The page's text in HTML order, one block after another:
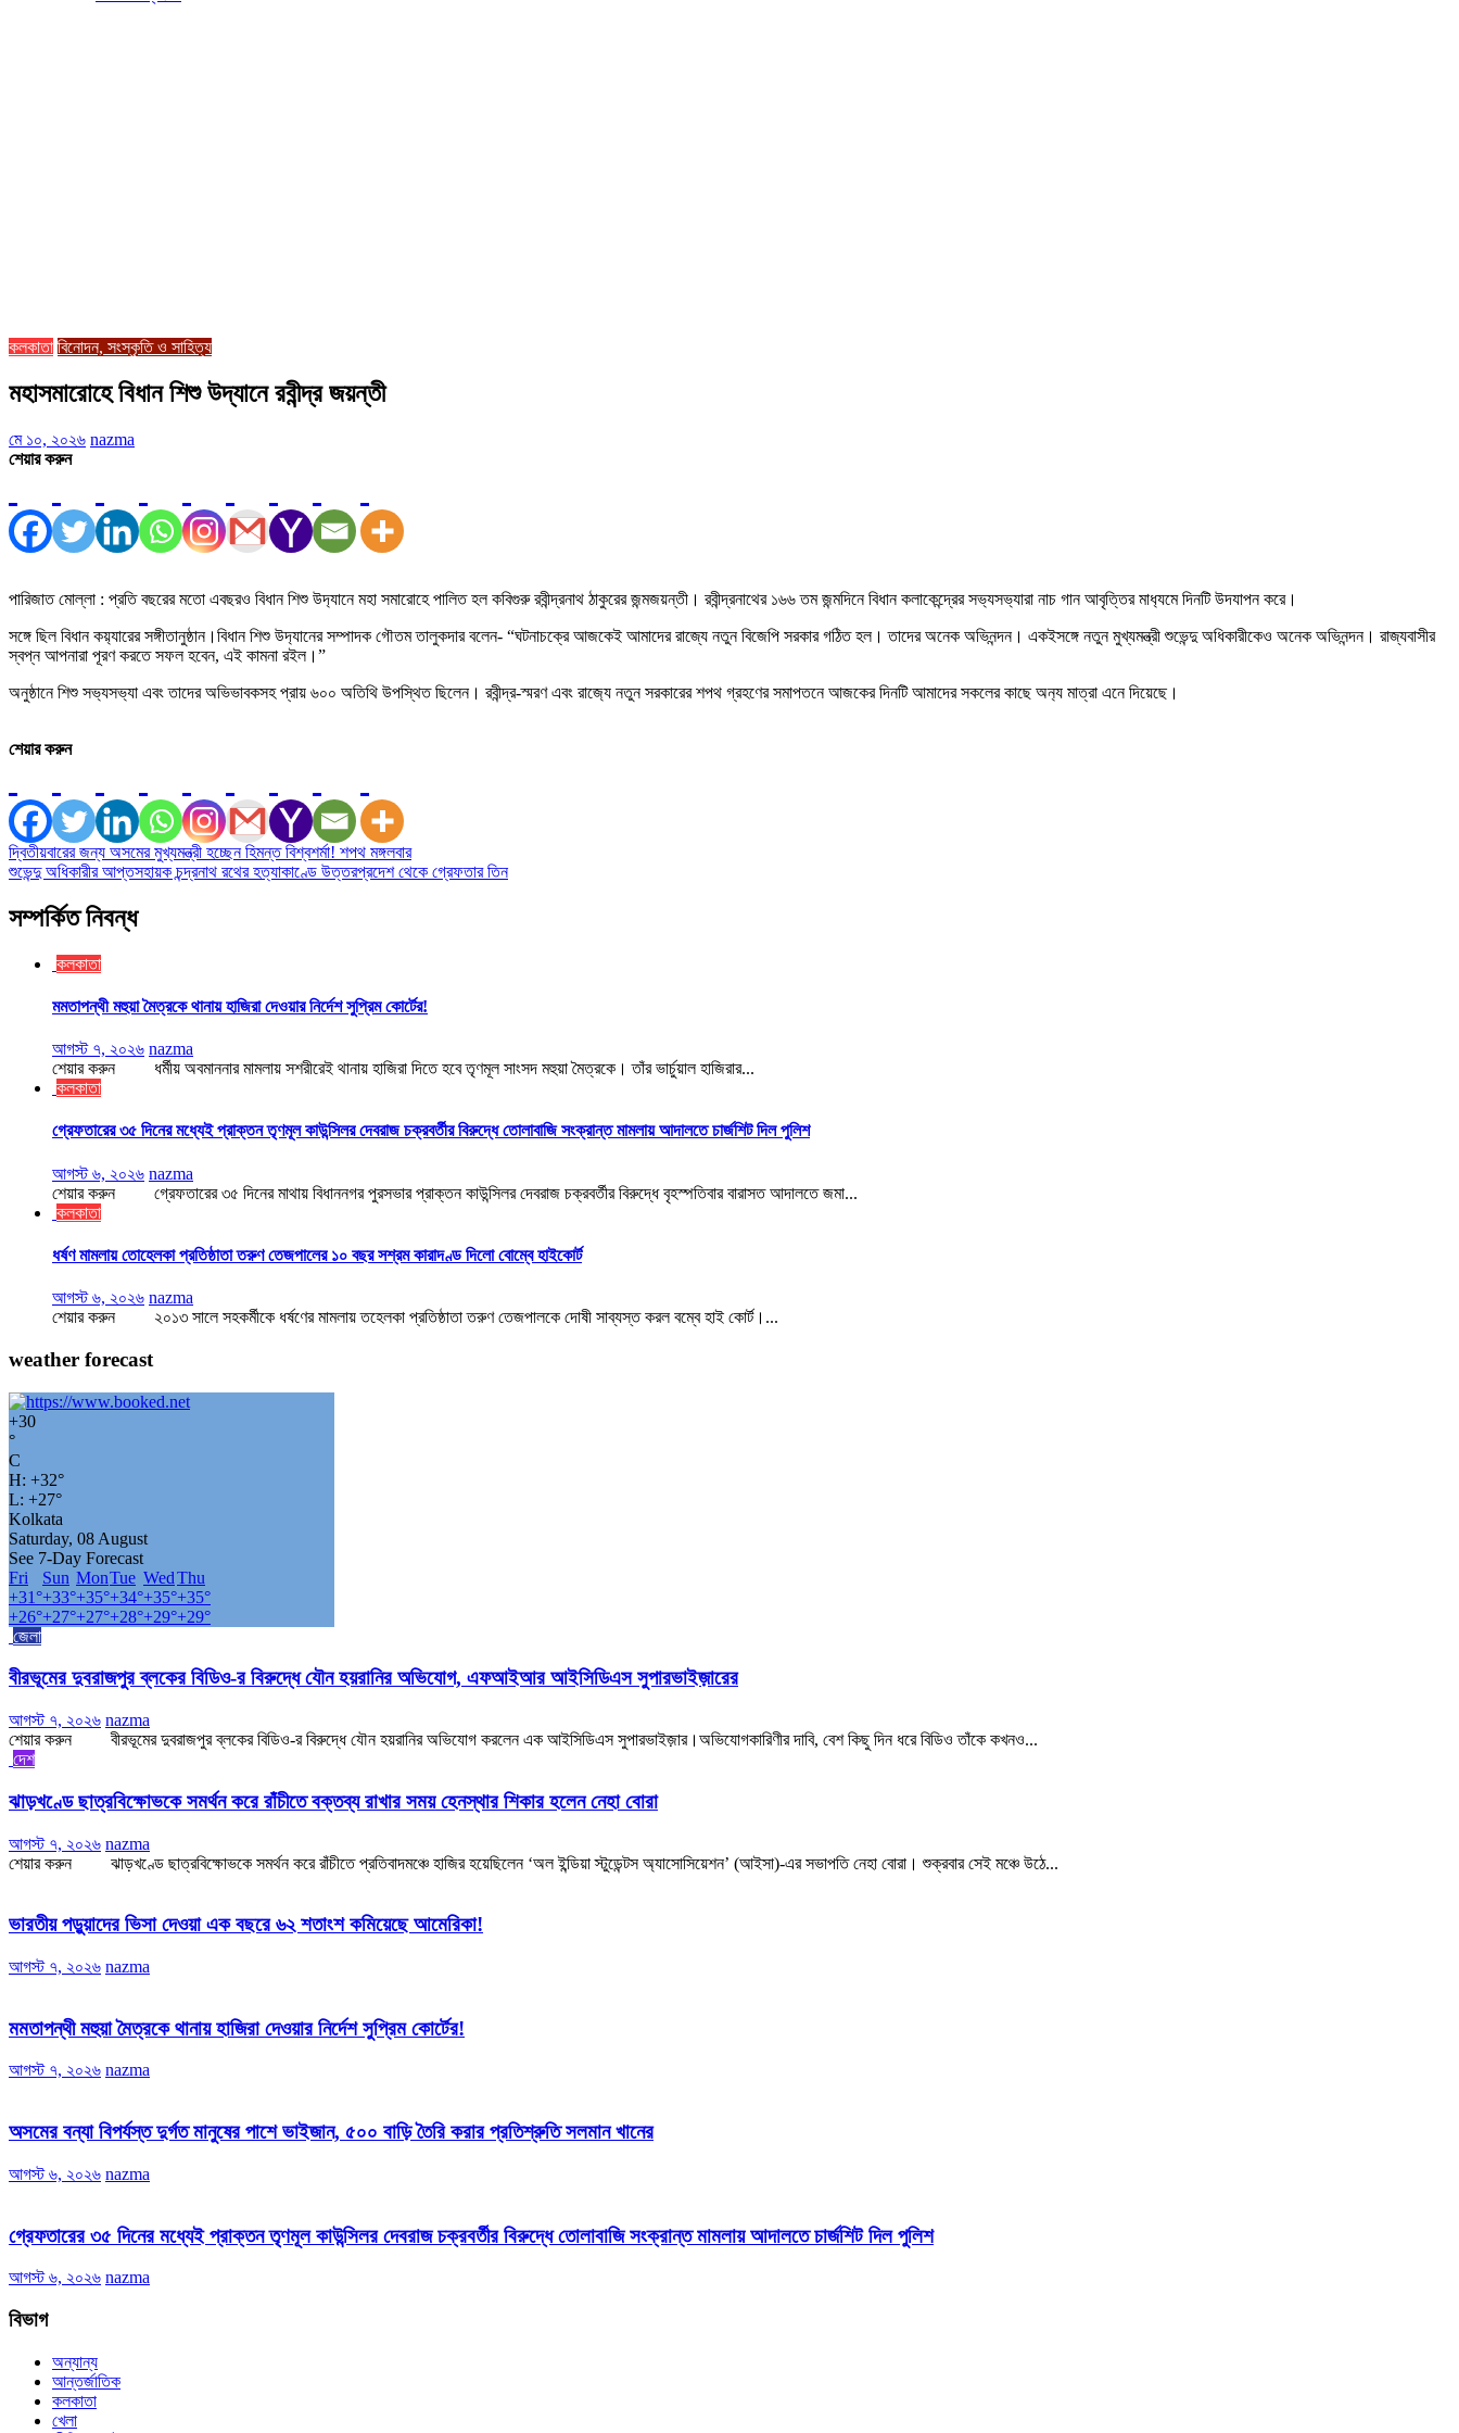
কলকাতা বিনোদন, সংস্কৃতি ও সাহিত্য
মহাসমারোহে বিধান শিশু উদ্যানে রবীন্দ্র জয়ন্তী
মে ১০, ২০২৬ nazma
শেয়ার করুন
পারিজাত মোল্লা : প্রতি বছরের মতো এবছরও বিধান শিশু উদ‍্যানে মহা সমারোহে পালিত হল কবিগুরু রবীন্দ্রনাথ ঠাকুরের জন্মজয়ন্তী। রবীন্দ্রনাথের ১৬৬ তম জন্মদিনে বিধান কলাকেন্দ্রের সভ‍্যসভ‍্যারা নাচ গান আবৃত্তির মাধ‍্যমে দিনটি উদযাপন করে।
সঙ্গে ছিল বিধান কয়‍্যারের সঙ্গীতানুষ্ঠান।বিধান শিশু উদ‍্যানের সম্পাদক গৌতম তালুকদার বলেন- “ঘটনাচক্রে আজকেই আমাদের রাজ্যে নতুন বিজেপি সরকার গঠিত হল। তাদের অনেক অভিনন্দন। একইসঙ্গে নতুন মুখ্যমন্ত্রী শুভেন্দু অধিকারীকেও অনেক অভিনন্দন। রাজ্যবাসীর
স্বপ্ন আপনারা পূরণ করতে সফল হবেন, এই কামনা রইল।”
অনুষ্ঠানে শিশু সভ‍্যসভ‍্যা এবং তাদের অভিভাবকসহ প্রায় ৬০০ অতিথি উপস্থিত ছিলেন। রবীন্দ্র-স্মরণ এবং রাজ‍্যে নতুন সরকারের শপথ গ্রহণের সমাপতনে আজকের দিনটি আমাদের সকলের কাছে অন‍্য মাত্রা এনে দিয়েছে।
শেয়ার করুন
Post
navigation
দ্বিতীয়বারের জন্য অসমের মুখ্যমন্ত্রী হচ্ছেন হিমন্ত বিশ্বশর্মা! শপথ মঙ্গলবার
শুভেন্দু অধিকারীর আপ্তসহায়ক চন্দ্রনাথ রথের হত্যাকাণ্ডে উত্তরপ্রদেশ থেকে গ্রেফতার তিন
সম্পর্কিত নিবন্ধ
কলকাতা
মমতাপন্থী মহুয়া মৈত্রকে থানায় হাজিরা দেওয়ার নির্দেশ সুপ্রিম কোর্টের!
আগস্ট ৭, ২০২৬ nazma
শেয়ার করুন ধর্মীয় অবমাননার মামলায় সশরীরেই থানায় হাজিরা দিতে হবে তৃণমূল সাংসদ মহুয়া মৈত্রকে। তাঁর ভার্চুয়াল হাজিরার...
কলকাতা
গ্রেফতারের ৩৫ দিনের মধ্যেই প্রাক্তন তৃণমূল কাউন্সিলর দেবরাজ চক্রবর্তীর বিরুদ্ধে তোলাবাজি সংক্রান্ত মামলায় আদালতে চার্জশিট দিল পুলিশ
আগস্ট ৬, ২০২৬ nazma
শেয়ার করুন গ্রেফতারের ৩৫ দিনের মাথায় বিধাননগর পুরসভার প্রাক্তন কাউন্সিলর দেবরাজ চক্রবর্তীর বিরুদ্ধে বৃহস্পতিবার বারাসত আদালতে জমা...
কলকাতা
ধর্ষণ মামলায় তোহেলকা প্রতিষ্ঠাতা তরুণ তেজপালের ১০ বছর সশ্রম কারাদণ্ড দিলো বোম্বে হাইকোর্ট
আগস্ট ৬, ২০২৬ nazma
শেয়ার করুন ২০১৩ সালে সহকর্মীকে ধর্ষণের মামলায় তহেলকা প্রতিষ্ঠাতা তরুণ তেজপালকে দোষী সাব্যস্ত করল বম্বে হাই কোর্ট।...
weather forecast
+30
°
C
H: +32°
L: +27°
Kolkata
Saturday, 08 August
See 7-Day Forecast
Fri
Sun MonTue WedThu
+31°+33°+35°+34°+35°+35°
+26°+27°+27°+28°+29°+29°
জেলা
বীরভূমের দুবরাজপুর ব্লকের বিডিও-র বিরুদ্ধে যৌন হয়রানির অভিযোগ, এফআইআর আইসিডিএস সুপারভাইজ়ারের
আগস্ট ৭, ২০২৬ nazma
শেয়ার করুন বীরভূমের দুবরাজপুর ব্লকের বিডিও-র বিরুদ্ধে যৌন হয়রানির অভিযোগ করলেন এক আইসিডিএস সুপারভাইজ়ার।অভিযোগকারিণীর দাবি, বেশ কিছু দিন ধরে বিডিও তাঁকে কখনও...
দেশ
ঝাড়খণ্ডে ছাত্রবিক্ষোভকে সমর্থন করে রাঁচীতে বক্তব্য রাখার সময় হেনস্থার শিকার হলেন নেহা বোরা
আগস্ট ৭, ২০২৬ nazma
শেয়ার করুন ঝাড়খণ্ডে ছাত্রবিক্ষোভকে সমর্থন করে রাঁচীতে প্রতিবাদমঞ্চে হাজির হয়েছিলেন ‘অল ইন্ডিয়া স্টুডেন্টস অ্যাসোসিয়েশন’ (আইসা)-এর সভাপতি নেহা বোরা। শুক্রবার সেই মঞ্চে উঠে...
ভারতীয় পড়ুয়াদের ভিসা দেওয়া এক বছরে ৬২ শতাংশ কমিয়েছে আমেরিকা!
আগস্ট ৭, ২০২৬ nazma
মমতাপন্থী মহুয়া মৈত্রকে থানায় হাজিরা দেওয়ার নির্দেশ সুপ্রিম কোর্টের!
আগস্ট ৭, ২০২৬ nazma
অসমের বন্যা বিপর্যস্ত দুর্গত মানুষের পাশে ভাইজান, ৫০০ বাড়ি তৈরি করার প্রতিশ্রুতি সলমান খানের
আগস্ট ৬, ২০২৬ nazma
গ্রেফতারের ৩৫ দিনের মধ্যেই প্রাক্তন তৃণমূল কাউন্সিলর দেবরাজ চক্রবর্তীর বিরুদ্ধে তোলাবাজি সংক্রান্ত মামলায় আদালতে চার্জশিট দিল পুলিশ
আগস্ট ৬, ২০২৬ nazma
বিভাগ
অন্যান্য
আন্তর্জাতিক
কলকাতা
খেলা